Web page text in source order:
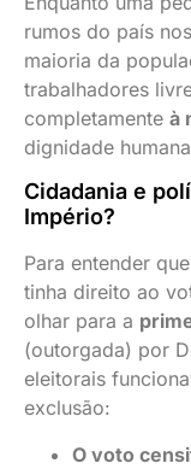
rumos do país
maioria da
trabalhadores
completamente à
dignidade
Cidadania e
Império?
Para entender
tinha direito ao
olhar para a
(outorgada) por
eleitorais
exclusão:
O voto